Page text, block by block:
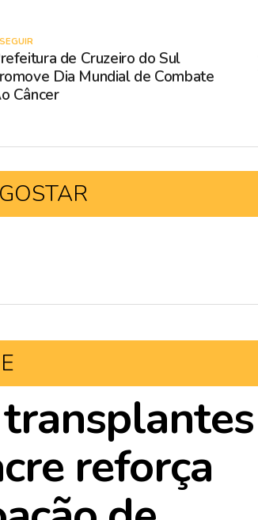
de Cruzeiro do Sul
Dia Mundial de Combate
Câncer
reforça